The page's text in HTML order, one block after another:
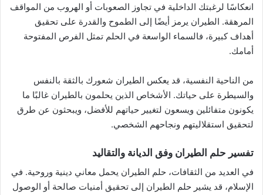
انعكاسًا لرغبتك الداخلية في تجاوز الصعوبات أو الهروب من المواقف
المرهقة. الطيران يرمز أيضًا إلى الطموح والقدرة على تحقيق
أهداف كبيرة، فالسماء الواسعة في الحلم تمثل الفرص المفتوحة
أمامك.
من الناحية النفسية، قد يعكس الطيران شعورك بالثقة بالنفس
والسيطرة على حياتك. الأشخاص الذين يحلمون بالطيران غالبًا ما
يكونون متفائلين ويسعون لتغيير حياتهم للأفضل، ويبحثون عن طرق
لتحقيق استقلاليتهم ونجاحهم الشخصي.
تفسير حلم الطيران وفق الديانة والتقاليد
في العديد من الثقافات، حلم الطيران يحمل معاني دينية وروحية. في
الإسلام، قد يشير حلم الطيران إلى تحقيق أمنيات صالحة أو الوصول